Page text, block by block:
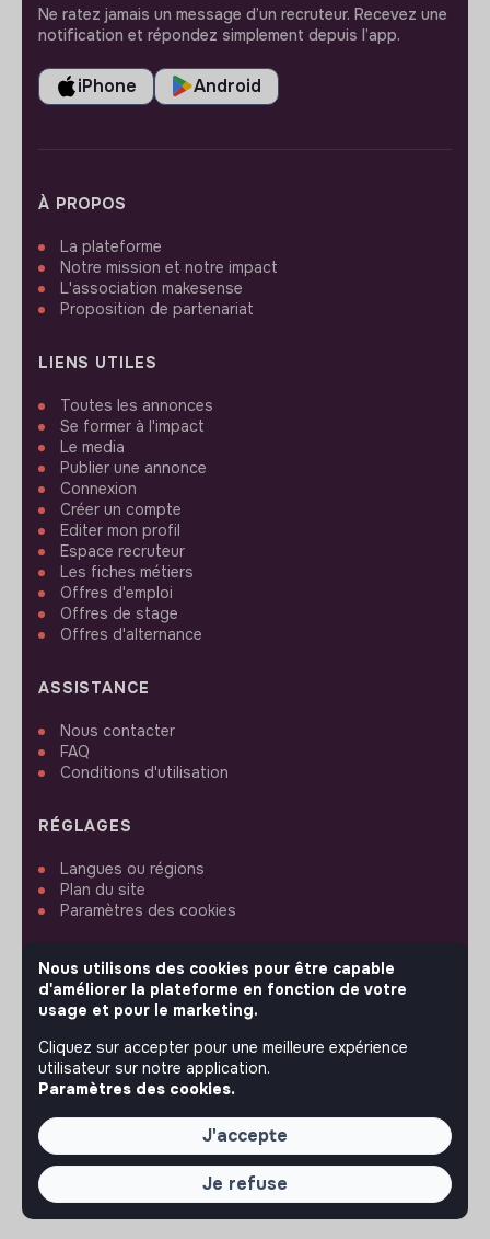
Ne ratez jamais un message d’un recruteur. Recevez une
notification et répondez simplement depuis l’app.
iPhone Android
À PROPOS
La plateforme
Notre mission et notre impact
L'association makesense
Proposition de partenariat
LIENS UTILES
Toutes les annonces
Se former à l'impact
Le media
Publier une annonce
Connexion
Créer un compte
Editer mon profil
Espace recruteur
Les fiches métiers
Offres d'emploi
Offres de stage
Offres d'alternance
ASSISTANCE
Nous contacter
FAQ
Conditions d'utilisation
RÉGLAGES
Langues ou régions
Plan du site
Paramètres des cookies
SUIVEZ-NOUS
Nous utilisons des cookies pour être capable
d'améliorer la plateforme en fonction de votre
usage et pour le marketing.
Cliquez sur accepter pour une meilleure expérience
utilisateur sur notre application.
Paramètres des cookies.
J'accepte
Je refuse